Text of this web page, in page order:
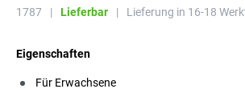
1787 | Lieferbar | Lieferung in 16-18
Eigenschaften
Für Erwachsene